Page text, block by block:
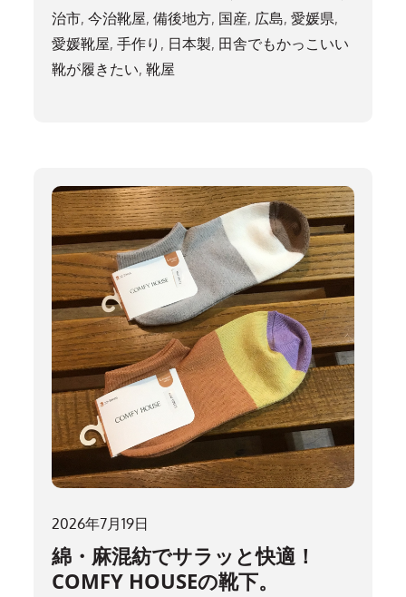
治市,今治靴屋,備後地方, 国産, 広島,愛媛県,
愛媛靴屋,手作り , 日本製, 田舎でもかっこいい
靴が履きたい,靴屋
2026年7月19日
綿・麻混紡でサラッと快適！
COMFY HOUSEの靴下。